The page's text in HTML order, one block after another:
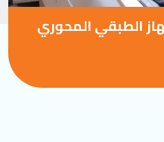
الطبقي المحوري